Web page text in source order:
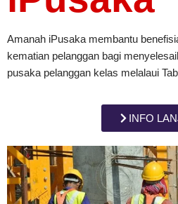
Amanah iPusaka membantu
kematian pelanggan bagi
pusaka pelanggan kelas melalaui
INFO